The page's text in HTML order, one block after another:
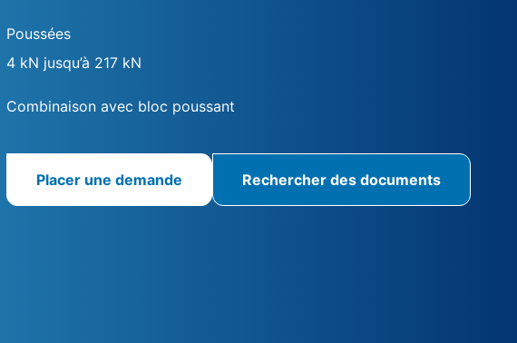
Poussées
4 kN jusqu’à 217 kN
Combinaison avec bloc poussant
Placer une demande Rechercher des documents